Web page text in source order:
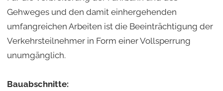
Gehweges und den damit einhergehenden
umfangreichen Arbeiten ist die Beeinträchtigung der
Verkehrsteilnehmer in Form einer Vollsperrung
unumgänglich.
Bauabschnitte: